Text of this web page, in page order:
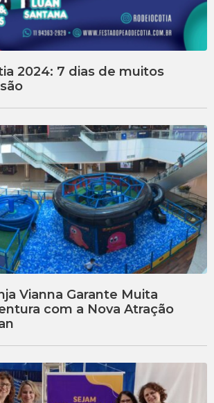
2024: 7 dias de muitos
Vianna Garante Muita
com a Nova Atração